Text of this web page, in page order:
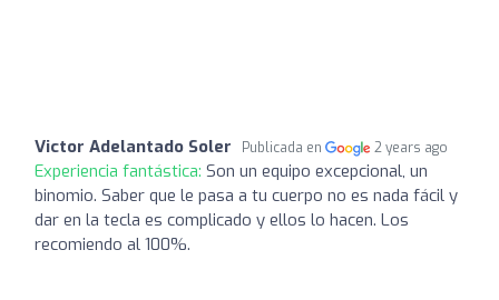
Victor Adelantado Soler Publicada en 2 years ago
Experiencia fantástica: Son un equipo excepcional, un
binomio. Saber que le pasa a tu cuerpo no es nada fácil y
dar en la tecla es complicado y ellos lo hacen. Los
recomiendo al 100%.